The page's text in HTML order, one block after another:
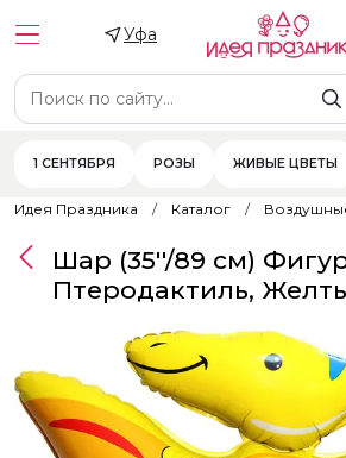
Уфа
1 СЕНТЯБРЯ РОЗЫ ЖИВЫЕ ЦВЕТЫ
Идея Праздника Каталог
Шар (35''/89 см)
Птеродактиль,